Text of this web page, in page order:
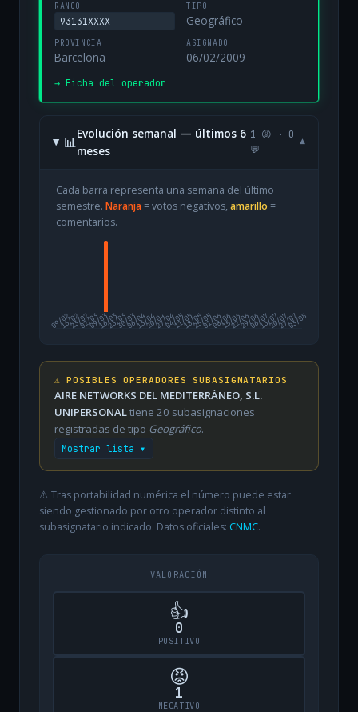
RANGO
93131XXXX
TIPO
Geográfico
PROVINCIA
Barcelona
ASIGNADO
06/02/2009
→ Ficha del operador
📊
Evolución semanal — últimos 6
meses
1 😡 · 0
💬
▾
Cada barra representa una semana del último
semestre. Naranja= votos negativos, amarillo =
comentarios.
09/02
16/0223/0202/0309/0316/0323/0330/0306/0413/0420/0427/0404/0511/0518/0525/0501/0608/0615/0622/0629/0606/0713/0720/0727/07
03/08
⚠️ POSIBLES OPERADORES SUBASIGNATARIOS
AIRE NETWORKS DEL MEDITERRÁNEO, S.L.
UNIPERSONALtiene 20 subasignaciones
registradas de tipo Geográfico.
Mostrar lista ▾
⚠️ Tras portabilidad numérica el número puede estar
siendo gestionado por otro operador distinto al
subasignatario indicado. Datos oficiales: CNMC.
VALORACIÓN
👍
0
POSITIVO
😡
1
NEGATIVO